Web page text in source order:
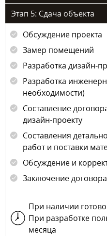
Этап 5: Сдача объекта
Обсуждение проекта
Замер помещений
Разработка дизайн-
Разработка
необходимости)
Составление
дизайн-проекту
Составления
работ и поставки
Обсуждение и
Заключение договора
При наличии
При разработке
месяца